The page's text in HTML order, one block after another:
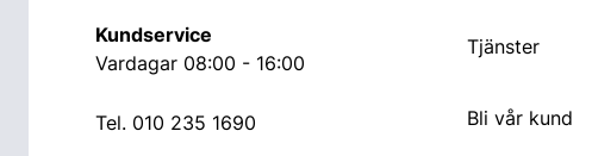
Kundservice
Vardagar 08:00 - 16:00
Tel. 010 235 1690
Tjänster
Bli vår kund